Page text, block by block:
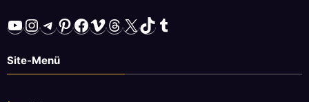
YouTube
Instagram
Telegram
Pinterest
Facebook
Vimeo
Threads
X TikTokTumblr
Site-Menü